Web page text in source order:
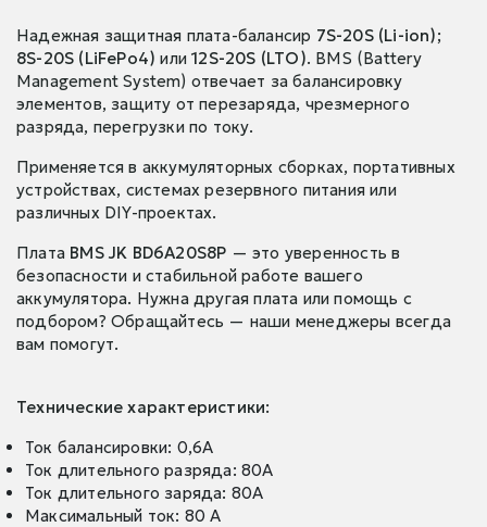
Надежная защитная плата-балансир 7S-20S (Li-ion);
8S-20S (LiFePo4) или12S-20S (LTO). BMS (Battery
Management System) отвечает за балансировку
элементов, защиту от перезаряда, чрезмерного
разряда, перегрузки по току.
Применяется в аккумуляторных сборках, портативных
устройствах, системах резервного питания или
различных DIY-проектах.
Плата BMS JK BD6A20S8P — это уверенность в
безопасности и стабильной работе вашего
аккумулятора. Нужна другая плата или помощь с
подбором? Обращайтесь — наши менеджеры всегда
вам помогут.
Технические характеристики:
Ток балансировки: 0,6A
Ток длительного разряда: 80A
Ток длительного заряда: 80A
Максимальный ток: 80 A